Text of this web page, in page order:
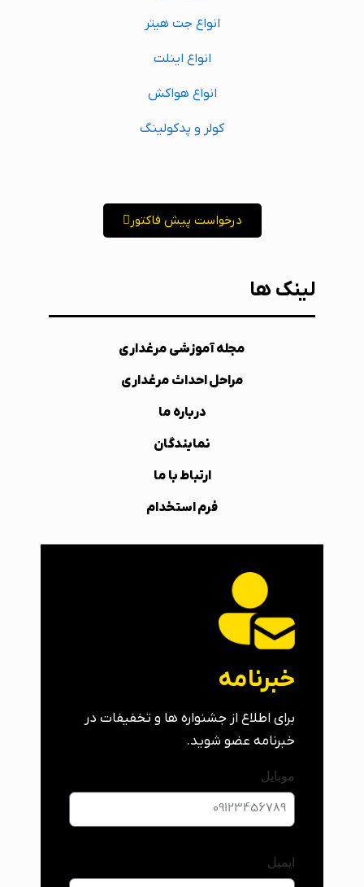
انواع جت هیتر
انواع اینلت
انواع هواکش
کولر و پدکولینگ
درخواست پیش فاکتور
لینک ها
مجله آموزشی مرغداری
مراحل احداث مرغداری
درباره ما
نمایندگان
ارتباط با ما
فرم استخدام
خبرنامه
برای اطلاع از جشنواره ها و تخفیفات در
خبرنامه عضو شوید.
موبایل
ایمیل